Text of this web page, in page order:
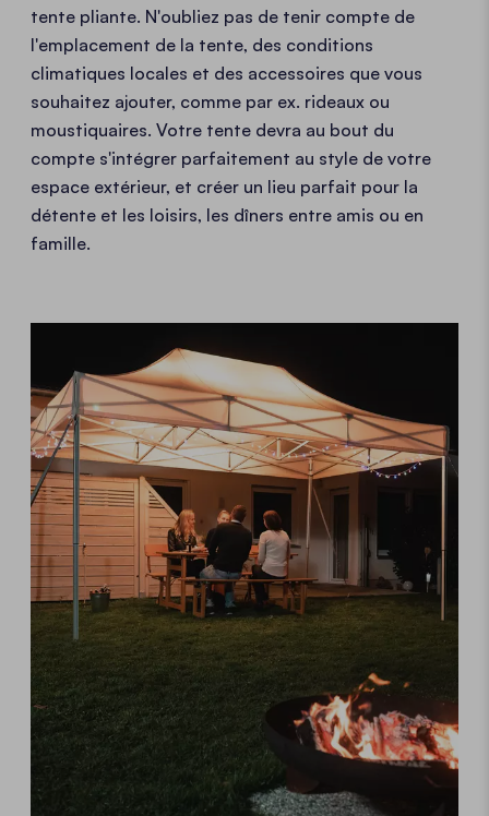
tente pliante. N'oubliez pas de tenir compte de
l'emplacement de la tente, des conditions
climatiques locales et des accessoires que vous
souhaitez ajouter, comme par ex. rideaux ou
moustiquaires. Votre tente devra au bout du
compte s'intégrer parfaitement au style de votre
espace extérieur, et créer un lieu parfait pour la
détente et les loisirs, les dîners entre amis ou en
famille.